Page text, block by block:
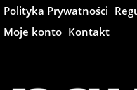
Polityka Prywatności
Moje konto Kontakt